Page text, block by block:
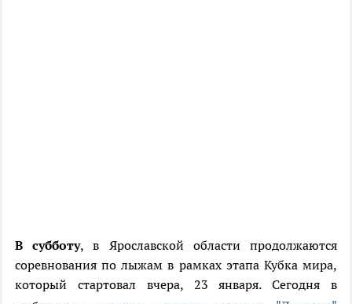
В субботу, в Ярославской области продолжаются
соревнования по лыжам в рамках этапа Кубка мира,
который стартовал вчера, 23 января. Сегодня в